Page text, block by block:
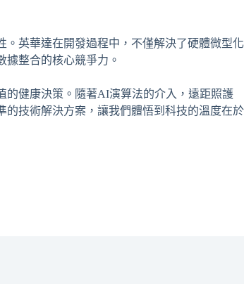
英華達在開發過程中，不僅解決了硬體微型化
整合的核心競爭力。
的健康決策。隨著AI演算法的介入，遠距照護
技術解決方案，讓我們體悟到科技的溫度在於